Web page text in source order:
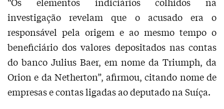
investigação revelam que o acusado era o
responsável pela origem e ao mesmo tempo o
beneficiário dos valores depositados nas contas
do banco Julius Baer, em nome da Triumph, da
Orion e da Netherton”, afirmou, citando nome de
empresas e contas ligadas ao deputado na Suíça.